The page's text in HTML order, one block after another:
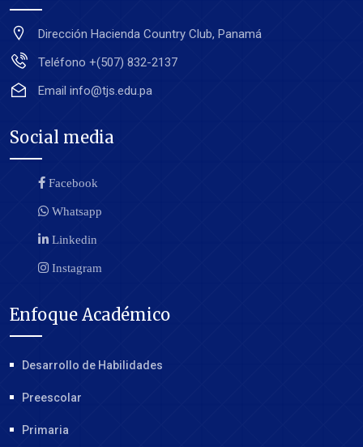
Dirección Hacienda Country Club, Panamá
Teléfono +(507) 832-2137
Email info@tjs.edu.pa
Social media
Facebook
Whatsapp
Linkedin
Instagram
Enfoque Académico
Desarrollo de Habilidades
Preescolar
Primaria